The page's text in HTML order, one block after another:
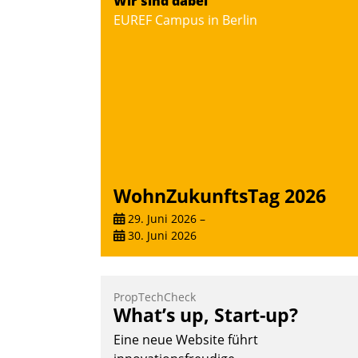
Frage: Wie lassen sich Mammutprojekte
meistern und Workloads wuppen – bei
EUREF Campus in Berlin
WohnZukunftsTag 2026
29. Juni 2026 –
30. Juni 2026
PropTechCheck
What’s up, Start-up?
Eine neue Website führt